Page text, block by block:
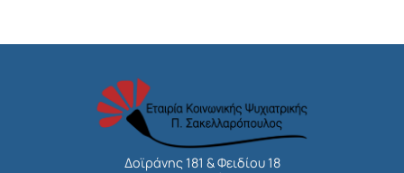
Δοϊράνης 181 & Φειδίου 18